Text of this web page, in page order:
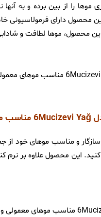
را از بین برده و به
محصول، موها لطافت و
و مناسب موهای خود از
این محصول علاوه بر نرم